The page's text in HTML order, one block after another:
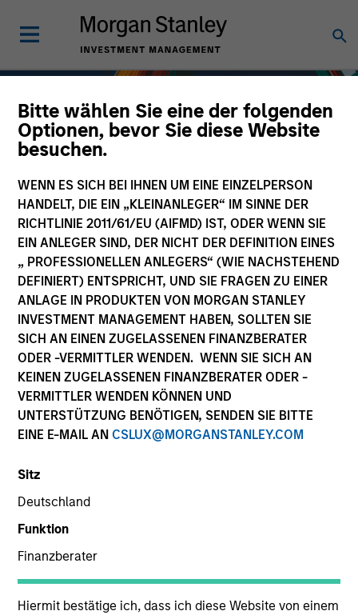
Bitte wählen Sie eine der folgenden
Optionen, bevor Sie diese Website
besuchen.
WENN ES SICH BEI IHNEN UM EINE EINZELPERSON
HANDELT, DIE EIN „KLEINANLEGER“ IM SINNE DER
RICHTLINIE 2011/61/EU (AIFMD) IST, ODER WENN SIE
EIN ANLEGER SIND, DER NICHT DER DEFINITION EINES
„ PROFESSIONELLEN ANLEGERS“ (WIE NACHSTEHEND
DEFINIERT) ENTSPRICHT, UND SIE FRAGEN ZU EINER
ANLAGE IN PRODUKTEN VON MORGAN STANLEY
INVESTMENT MANAGEMENT HABEN, SOLLTEN SIE
SICH AN EINEN ZUGELASSENEN FINANZBERATER
ODER -VERMITTLER WENDEN. WENN SIE SICH AN
KEINEN ZUGELASSENEN FINANZBERATER ODER -
VERMITTLER WENDEN KÖNNEN UND
UNTERSTÜTZUNG BENÖTIGEN, SENDEN SIE BITTE
EINE E-MAIL AN CSLUX@MORGANSTANLEY.COM
Sitz
Deutschland
Funktion
Finanzberater
Hiermit bestätige ich, dass ich diese Website von einem
Rentenfonds
Unsere spezialisierten Teams werden
von langjährigen Investoren geleitet.